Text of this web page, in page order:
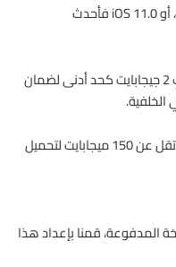
أندرويد 7 فأحدث، أو iOS 11.0 فأحدث
يتطلب 2 جيجابايت كحد أدنى لضمان
مساحة فارغة لا تقل عن 150 ميجابايت لتحميل
المدفوعة، قمنا بإعداد هذا